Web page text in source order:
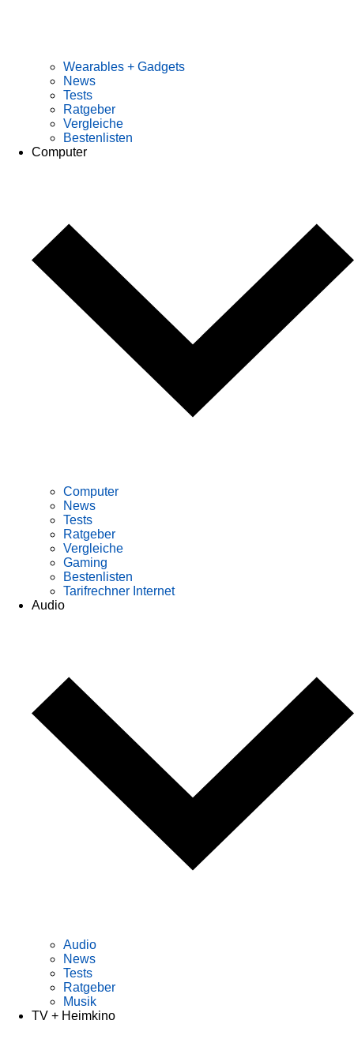
Wearables + Gadgets
News
Tests
Ratgeber
Vergleiche
Bestenlisten
Computer
Computer
News
Tests
Ratgeber
Vergleiche
Gaming
Bestenlisten
Tarifrechner Internet
Audio
Audio
News
Tests
Ratgeber
Musik
TV + Heimkino